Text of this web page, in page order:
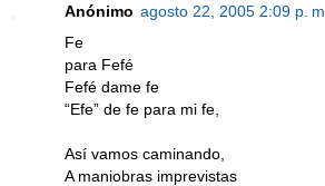
Anónimo agosto 22, 2005 2:09 p. m.
Fe
para Fefé
Fefé dame fe
“Efe” de fe para mi fe,
Así vamos caminando,
A maniobras imprevistas